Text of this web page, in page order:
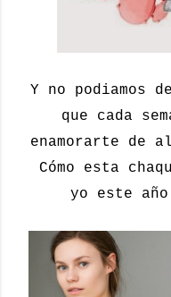
Y no podiamos
que cada
enamorarte de
Cómo esta
yo este